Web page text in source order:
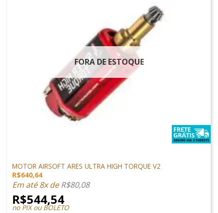
FORA DE ESTOQUE
MOTOR AIRSOFT ARES ULTRA HIGH TORQUE V2
R$640,64
Em até 8x deR$80,08
R$544,54
no PIX ou BOLETO